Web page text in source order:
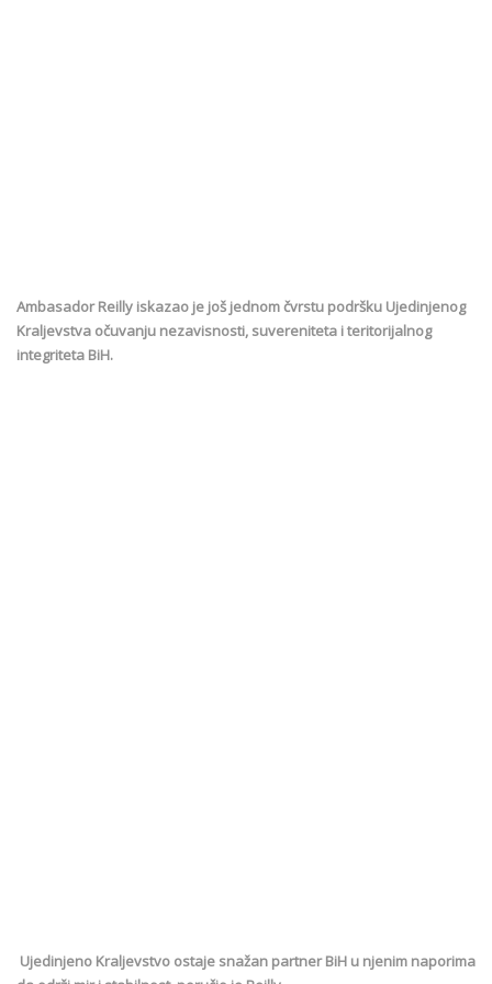
Ambasador Reilly iskazao je još jednom čvrstu podršku Ujedinjenog
Kraljevstva očuvanju nezavisnosti, suvereniteta i teritorijalnog
integriteta BiH.
Ujedinjeno Kraljevstvo ostaje snažan partner BiH u njenim naporima